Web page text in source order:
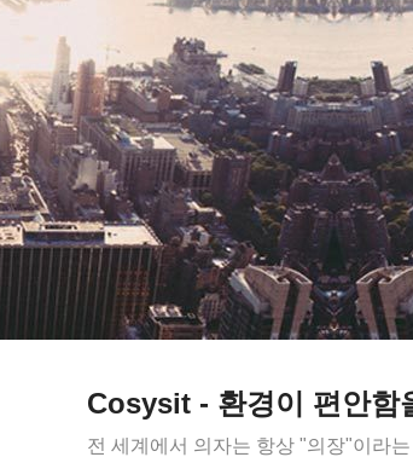
Cosysit - 환경이 편안함
전 세계에서 의자는 항상 "의장"이라